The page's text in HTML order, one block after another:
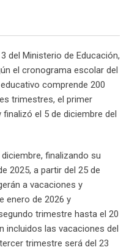
del Ministerio de Educación,
el cronograma escolar del
comprende 200
trimestres, el primer
el 5 de diciembre del
finalizando su
2025, a partir del 25 de
a vacaciones y
enero de 2026 y
trimestre hasta el 20
incluidos las vacaciones del
trimestre será del 23